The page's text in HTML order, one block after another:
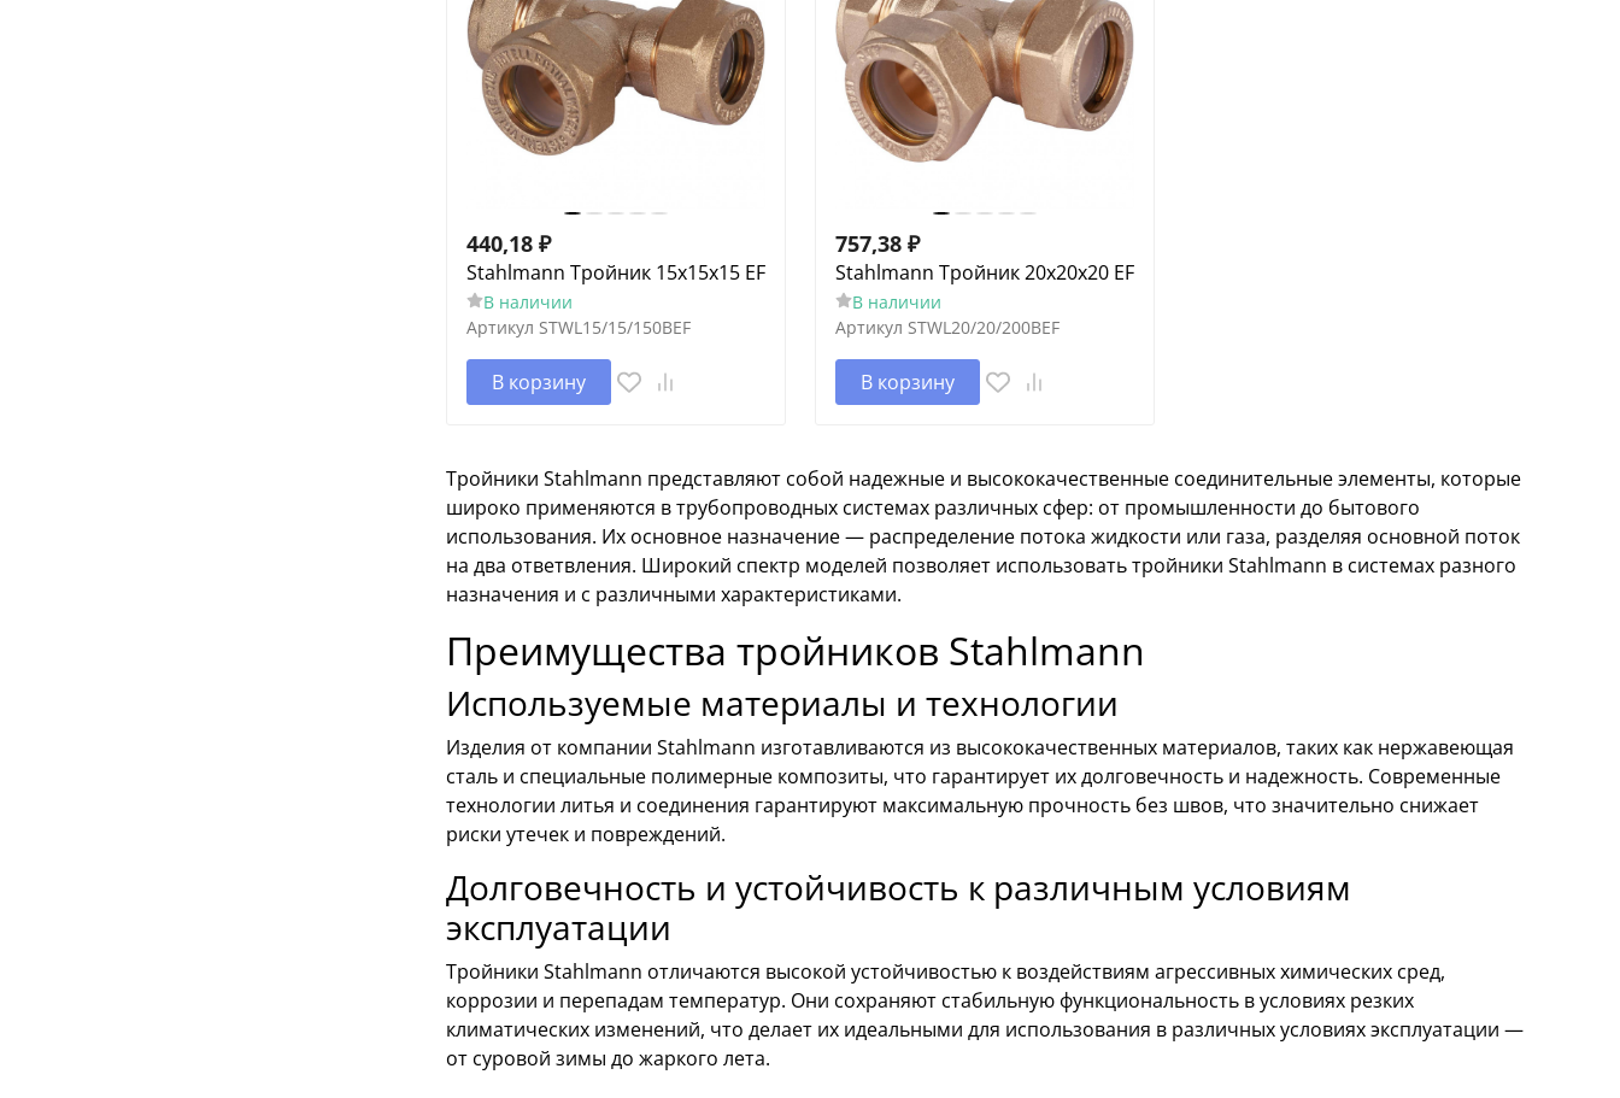
440,18 ₽
Stahlmann Тройник 15х15х15 EF
В наличии
Артикул STWL15/15/150BEF
В корзину
757,38 ₽
Stahlmann Тройник 20х20х20 EF
В наличии
Артикул STWL20/20/200BEF
В корзину
Тройники Stahlmann представляют собой надежные и высококачественные соединительные элементы, которые
широко применяются в трубопроводных системах различных сфер: от промышленности до бытового
использования. Их основное назначение — распределение потока жидкости или газа, разделяя основной поток
на два ответвления. Широкий спектр моделей позволяет использовать тройники Stahlmann в системах разного
назначения и с различными характеристиками.
Преимущества тройников Stahlmann
Используемые материалы и технологии
Изделия от компании Stahlmann изготавливаются из высококачественных материалов, таких как нержавеющая
сталь и специальные полимерные композиты, что гарантирует их долговечность и надежность. Современные
технологии литья и соединения гарантируют максимальную прочность без швов, что значительно снижает
риски утечек и повреждений.
Долговечность и устойчивость к различным условиям
эксплуатации
Тройники Stahlmann отличаются высокой устойчивостью к воздействиям агрессивных химических сред,
коррозии и перепадам температур. Они сохраняют стабильную функциональность в условиях резких
климатических изменений, что делает их идеальными для использования в различных условиях эксплуатации —
от суровой зимы до жаркого лета.